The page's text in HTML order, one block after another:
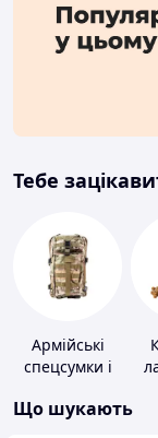
Тебе
Армійські
спецсумки і
Що шукають